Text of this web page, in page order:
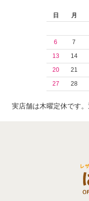
日
月
6
7
13
14
20
21
27
28
実店舗は木曜定休です